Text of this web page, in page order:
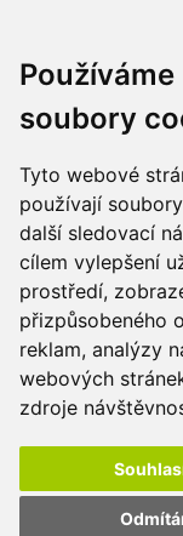
Používáme
soubory
Tyto webové
používají
další sledovací
cílem vylepšení
prostředí,
přizpůsobeného
reklam, analýzy
webových
zdroje
hlavy.
údajú
předmětů